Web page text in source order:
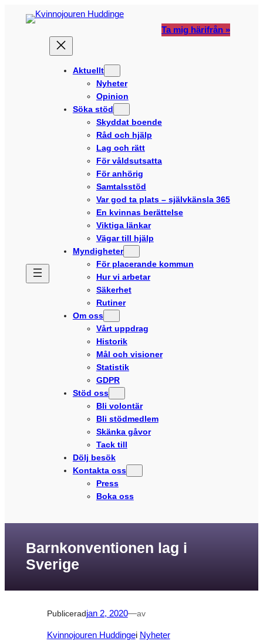
Ta mig härifrån »
Aktuellt
Nyheter
Opinion
Söka stöd
Skyddat boende
Råd och hjälp
Lag och rätt
För våldsutsatta
För anhörig
Samtalsstöd
Var god ta plats – självkänsla 365
En kvinnas berättelse
Viktiga länkar
Vägar till hjälp
Myndigheter
För placerande kommun
Hur vi arbetar
Säkerhet
Rutiner
Om oss
Vårt uppdrag
Historik
Mål och visioner
Statistik
GDPR
Stöd oss
Bli volontär
Bli stödmedlem
Skänka gåvor
Tack till
Dölj besök
Kontakta oss
Press
Boka oss
Barnkonventionen lag i
Sverige
Publiceradjan 2, 2020—av
Kvinnojouren Huddingei Nyheter